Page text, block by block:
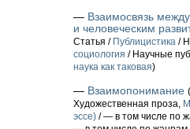
— Взаимосвязь
и человеческим
Статья / Публицистика /
социология / Научные
наука как таковая)
— Взаимопонимание (
Художественная проза,
эссе) / — в том числе по